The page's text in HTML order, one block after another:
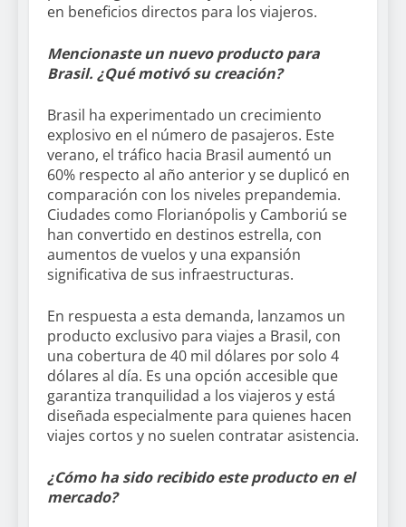
en beneficios directos para los viajeros.
Mencionaste un nuevo producto para
Brasil. ¿Qué motivó su creación?
Brasil ha experimentado un crecimiento
explosivo en el número de pasajeros. Este
verano, el tráfico hacia Brasil aumentó un
60% respecto al año anterior y se duplicó en
comparación con los niveles prepandemia.
Ciudades como Florianópolis y Camboriú se
han convertido en destinos estrella, con
aumentos de vuelos y una expansión
significativa de sus infraestructuras.
En respuesta a esta demanda, lanzamos un
producto exclusivo para viajes a Brasil, con
una cobertura de 40 mil dólares por solo 4
dólares al día. Es una opción accesible que
garantiza tranquilidad a los viajeros y está
diseñada especialmente para quienes hacen
viajes cortos y no suelen contratar asistencia.
¿Cómo ha sido recibido este producto en el
mercado?